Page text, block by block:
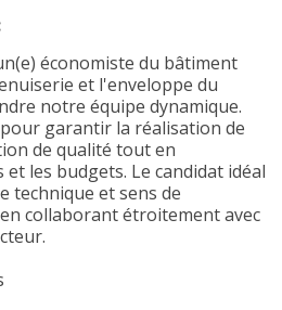
économiste du bâtiment
et l'enveloppe du
notre équipe dynamique.
garantir la réalisation de
de qualité tout en
les budgets. Le candidat idéal
technique et sens de
collaborant étroitement avec